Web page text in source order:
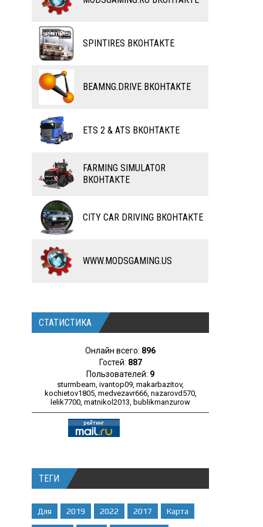
ВЕЛОСИПЕДЫ
ТАНКИ
ПОЕЗДА
ВОДНЫЙ ТРАНСПОРТ
САМОЛЕТЫ
RC ТРАНСПОРТ
КАРТЫ
ЧИТЫ
ПРОГРАММЫ
РАЗНОЕ
ТЮНИНГ
КАРТЫ SPINTIRES ВКОНТАКТЕ
BEAMNG.DRIVE ВКОНТАКТЕ
ETS 2 & ATS ВКОНТАКТЕ
FARMING SIMULATOR
ВКОНТАКТЕ
CITY CAR DRIVING ВКОНТАКТЕ
WWW.MODSGAMING.US
СТАТИСТИКА
Онлайн всего: 896
Гостей: 887
Пользователей: 9
sturmbeam,ivantop09,makarbazitov,
kochietov1805, medvezavr666, nazarovd570,
lelik7700,matnikol2013, bublikmanzurow
ТЕГИ
Для 2019 2022 2017 Карта